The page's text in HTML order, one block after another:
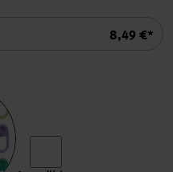
Summe
8,49 €*